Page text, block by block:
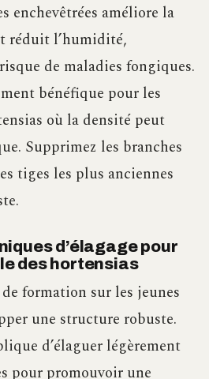
enchevêtrées améliore la
réduit l’humidité,
de maladies fongiques.
bénéfique pour les
où la densité peut
Supprimez les branches
tiges les plus anciennes
d’élagage pour
des hortensias
formation sur les jeunes
une structure robuste.
d’élaguer légèrement
pour promouvoir une